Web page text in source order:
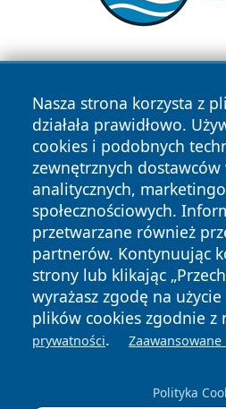
Nasza strona korzysta z
działała prawidłowo.
cookies i podobnych
zewnętrznych dostawców
analitycznych,
społecznościowych.
przetwarzane również
partnerów. Kontynuując
strony lub klikając
wyrażasz zgodę na
plików cookies zgodnie z
prywatności.
Polityka
Copyright © 2026 myslowicki24.pl
zastrzeżone.
News Autorzy
Polityka
Prywatności